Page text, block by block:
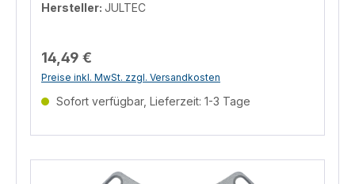
Eine technische Vergleichstabelle zu den
Informationen zur Produktsicherheit Hersteller/EU
Verantwortliche Person Hersteller JULTEC GmbH
Glockenreute 3, Steißlingen, 78256, DE
info@jultec.de Telefon 004977389391870 EU
Verantwortliche Person JULTEC GmbH
info@jultec.de Telefon 004977389391870
Hersteller: JULTEC
14,49 €
Preise inkl. MwSt. zzgl. Versandkosten
Sofort verfügbar, Lieferzeit: 1-3 Tage